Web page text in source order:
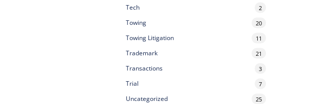
Tech 2
Towing 20
Towing Litigation 11
Trademark 21
Transactions 3
Trial 7
Uncategorized 25